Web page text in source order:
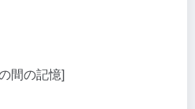
間の記憶]